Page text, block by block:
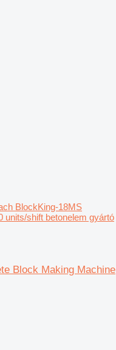
BlockKing-18MS
units/shift betonelem gyártó
Block Making Machine